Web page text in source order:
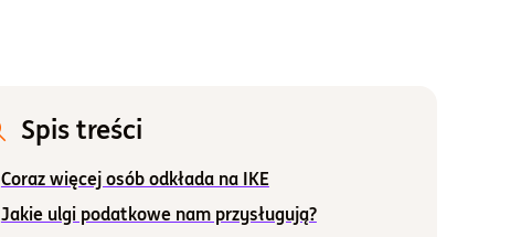
Spis treści
Coraz więcej osób odkłada na IKE
Jakie ulgi podatkowe nam przysługują?